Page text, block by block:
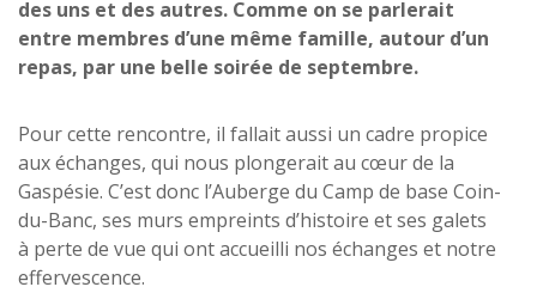
des uns et des autres. Comme on se parlerait
entre membres d’une même famille, autour d’un
repas, par une belle soirée de septembre.
Pour cette rencontre, il fallait aussi un cadre propice
aux échanges, qui nous plongerait au cœur de la
Gaspésie. C’est donc l’Auberge du Camp de base Coin-
du-Banc, ses murs empreints d’histoire et ses galets
à perte de vue qui ont accueilli nos échanges et notre
effervescence.